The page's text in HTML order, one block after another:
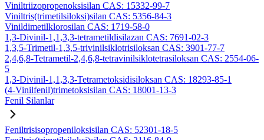
Viniltriizopropenoksisilan CAS: 15332-99-7
Viniltris(trimetilsiloksi)silan CAS: 5356-84-3
Vinildimetilklorosilan CAS: 1719-58-0
1,3-Divinil-1,1,3,3-tetrametildisilazan CAS: 7691-02-3
1,3,5-Trimetil-1,3,5-trivinilsiklotrisiloksan CAS: 3901-77-7
2,4,6,8-Tetrametil-2,4,6,8-tetravinilsiklotetrasiloksan CAS: 2554-06-
5
1,3-Divinil-1,1,3,3-Tetrametoksidisiloksan CAS: 18293-85-1
(4-Vinilfenil)trimetoksisilan CAS: 18001-13-3
Fenil Silanlar
Feniltrisisopropeniloksisilan CAS: 52301-18-5